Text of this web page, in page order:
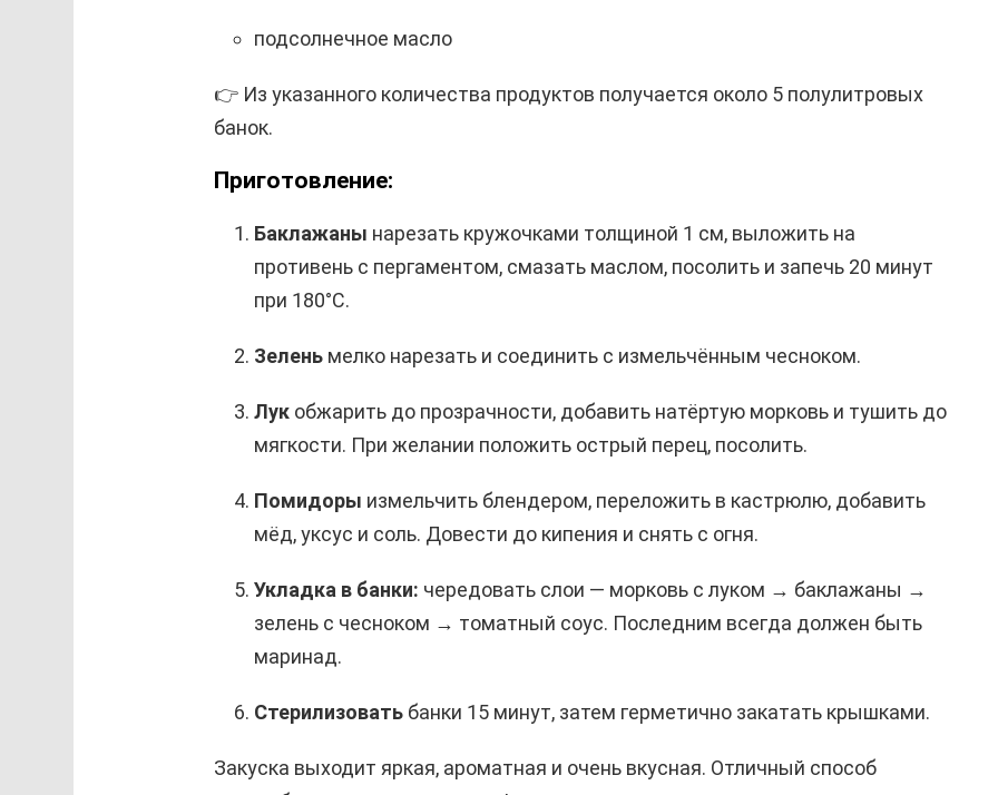
подсолнечное масло
👉 Из указанного количества продуктов получается около 5 полулитровых
банок.
Приготовление:
Баклажаны нарезать кружочками толщиной 1 см, выложить на
противень с пергаментом, смазать маслом, посолить и запечь 20 минут
при 180°С.
Зелень мелко нарезать и соединить с измельчённым чесноком.
Лук обжарить до прозрачности, добавить натёртую морковь и тушить до
мягкости. При желании положить острый перец, посолить.
Помидоры измельчить блендером, переложить в кастрюлю, добавить
мёд, уксус и соль. Довести до кипения и снять с огня.
Укладка в банки: чередовать слои — морковь с луком → баклажаны →
зелень с чесноком → томатный соус. Последним всегда должен быть
маринад.
Стерилизовать банки 15 минут, затем герметично закатать крышками.
Закуска выходит яркая, ароматная и очень вкусная. Отличный способ